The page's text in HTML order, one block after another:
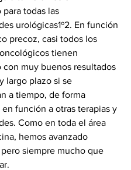
todas las
urológicas1º2. En función
precoz, casi todos los
tienen
con muy buenos resultados
largo plazo si se
a tiempo, de forma
función a otras terapias y
Como en toda el área
hemos avanzado
siempre mucho que